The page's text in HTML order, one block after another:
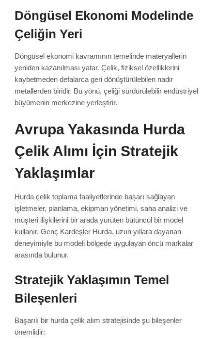
Döngüsel Ekonomi Modelinde
Çeliğin Yeri
Döngüsel ekonomi kavramının temelinde materyallerin
yeniden kazanılması yatar. Çelik, fiziksel özelliklerini
kaybetmeden defalarca geri dönüştürülebilen nadir
metallerden biridir. Bu yönü, çeliği sürdürülebilir endüstriyel
büyümenin merkezine yerleştirir.
Avrupa Yakasında Hurda
Çelik Alımı İçin Stratejik
Yaklaşımlar
Hurda çelik toplama faaliyetlerinde başarı sağlayan
işletmeler, planlama, ekipman yönetimi, saha analizi ve
müşteri ilişkilerini bir arada yürüten bütüncül bir model
kullanır. Genç Kardeşler Hurda, uzun yıllara dayanan
deneyimiyle bu modeli bölgede uygulayan öncü markalar
arasında bulunur.
Stratejik Yaklaşımın Temel
Bileşenleri
Başarılı bir hurda çelik alım stratejisinde şu bileşenler
önemlidir: